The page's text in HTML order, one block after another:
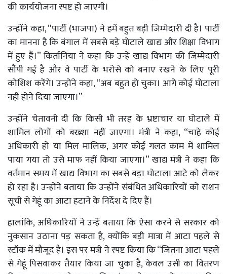
की कार्ययोजना स्पष्ट हो जाएगी।
उन्होंने कहा, “पार्टी (भाजपा) ने हमें बहुत बड़ी जिम्मेदारी दी है। पार्टी
का मानना है कि बंगाल में सबसे बड़े घोटाले खाद्य और शिक्षा विभाग
में हुए हैं।” किर्तानिया ने कहा कि उन्हें खाद्य विभाग की जिम्मेदारी
सौंपी गई है और वे पार्टी के भरोसे को बनाए रखने के लिए पूरी
कोशिश करेंगे। उन्होंने कहा, “अब बहुत हो चुका। आगे कोई घोटाला
नहीं होने दिया जाएगा।”
उन्होंने चेतावनी दी कि किसी भी तरह के भ्रष्टाचार या घोटाले में
शामिल लोगों को बख्शा नहीं जाएगा। मंत्री ने कहा, “चाहे कोई
अधिकारी हो या मिल मालिक, अगर कोई गलत काम में शामिल
पाया गया तो उसे माफ नहीं किया जाएगा।” खाद्य मंत्री ने कहा कि
वर्तमान समय में खाद्य विभाग का सबसे बड़ा घोटाला आटे को लेकर
हो रहा है। उन्होंने बताया कि उन्होंने संबंधित अधिकारियों को राशन
सूची से गेहूं का आटा हटाने के निर्देश दे दिए हैं।
हालांकि, अधिकारियों ने उन्हें बताया कि ऐसा करने से सरकार को
नुकसान उठाना पड़ सकता है, क्योंकि बड़ी मात्रा में आटा पहले से
स्टॉक में मौजूद है। इस पर मंत्री ने स्पष्ट किया कि “जितना आटा पहले
से गेहूं पिसवाकर तैयार किया जा चुका है, केवल उसी का वितरण